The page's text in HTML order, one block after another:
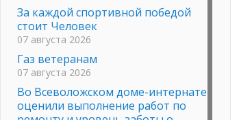
За каждой спортивной победой
стоит Человек
07 августа 2026
Газ ветеранам
07 августа 2026
Во Всеволожском доме-интернате
оценили выполнение работ по